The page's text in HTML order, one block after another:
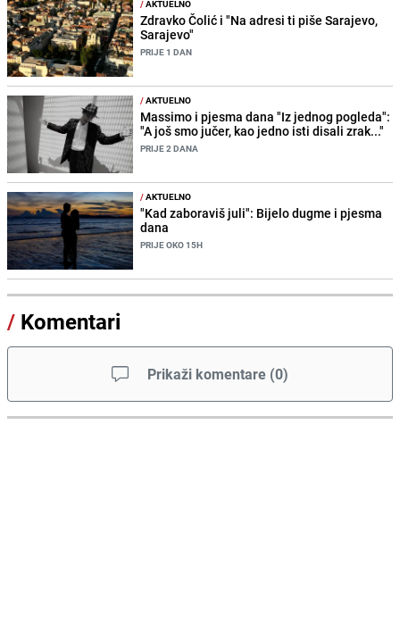
/AKTUELNO
Zdravko Čolić i "Na adresi ti piše Sarajevo,
Sarajevo"
PRIJE 1 DAN
/AKTUELNO
Massimo i pjesma dana "Iz jednog pogleda":
"A još smo jučer, kao jedno isti disali zrak..."
PRIJE 2 DANA
/AKTUELNO
"Kad zaboraviš juli": Bijelo dugme i pjesma
dana
PRIJE OKO 15H
/ Komentari
Prikaži komentare (0)